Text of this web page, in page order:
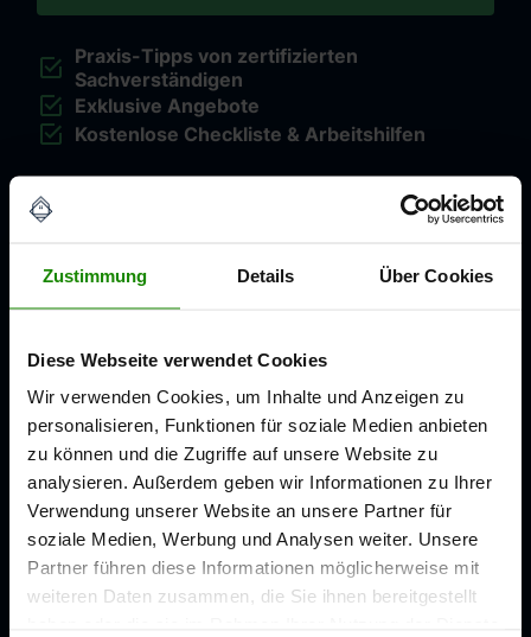
Zustimmung Details Über Cookies
Diese Webseite verwendet Cookies
Wir verwenden Cookies, um Inhalte und Anzeigen zu
personalisieren, Funktionen für soziale Medien anbieten
zu können und die Zugriffe auf unsere Website zu
analysieren. Außerdem geben wir Informationen zu Ihrer
Verwendung unserer Website an unsere Partner für
soziale Medien, Werbung und Analysen weiter. Unsere
Partner führen diese Informationen möglicherweise mit
weiteren Daten zusammen, die Sie ihnen bereitgestellt
Praxis-Tipps von zertifizierten
Sachverständigen
Exklusive Angebote
Kostenlose Checkliste & Arbeitshilfen
gemäß der Datenschutzerklärung erhalten.